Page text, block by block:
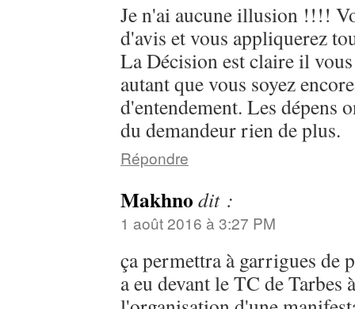
Je n'ai aucune illusion !!!!
d'avis et vous appliquerez
La Décision est claire il
autant que vous soyez
d'entendement. Les dépens
du demandeur rien de plus.
Répondre
Makhno dit :
1 août 2016 à 3:27 PM
ça permettra à garrigues de
a eu devant le TC de Tarbes